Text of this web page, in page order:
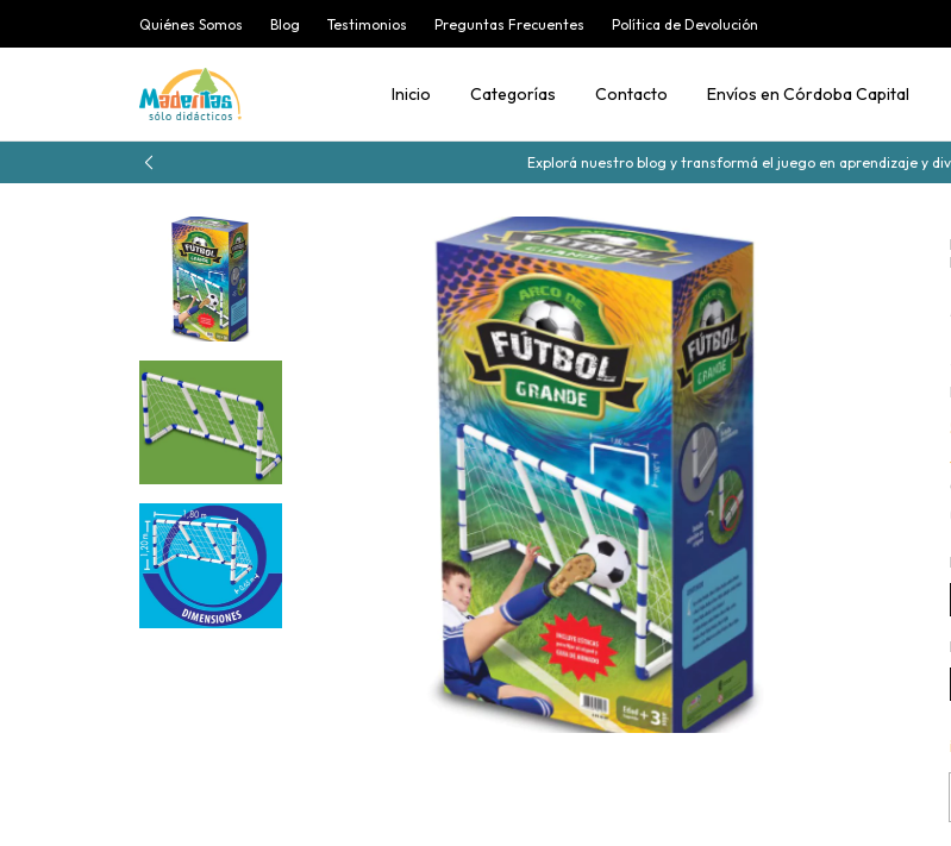
Quiénes Somos Blog Testimonios Preguntas Frecuentes Política de Devolución
Inicio Categorías Contacto Envíos en Córdoba Capital
Explorá nuestro blog y transformá el juego en aprendizaje y